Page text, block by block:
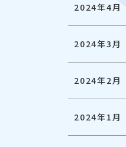
2024年4月
2024年3月
2024年2月
2024年1月